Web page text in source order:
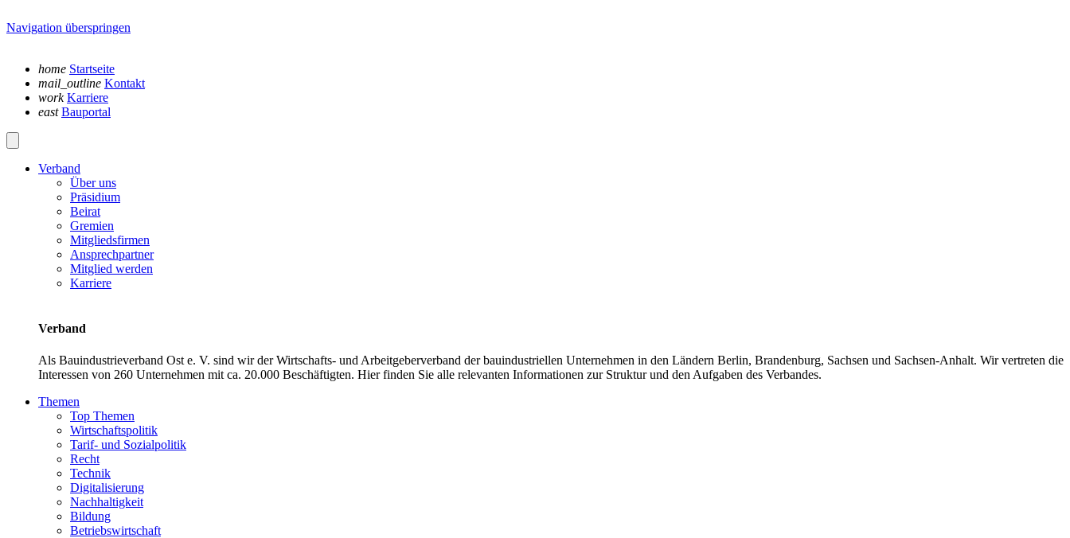
Navigation überspringen
home Startseite
mail_outline Kontakt
work Karriere
east Bauportal
Verband
Über uns
Präsidium
Beirat
Gremien
Mitgliedsfirmen
Ansprechpartner
Mitglied werden
Karriere
Verband
Als Bauindustrieverband Ost e. V. sind wir der Wirtschafts- und Arbeitgeberverband der bauindustriellen Unternehmen in den Ländern Berlin, Brandenburg, Sachsen und Sachsen-Anhalt. Wir vertreten die
Interessen von 260 Unternehmen mit ca. 20.000 Beschäftigten. Hier finden Sie alle relevanten Informationen zur Struktur und den Aufgaben des Verbandes.
Themen
Top Themen
Wirtschaftspolitik
Tarif- und Sozialpolitik
Recht
Technik
Digitalisierung
Nachhaltigkeit
Bildung
Betriebswirtschaft